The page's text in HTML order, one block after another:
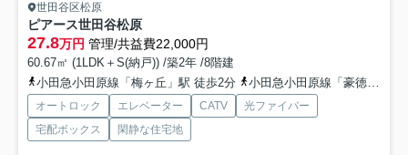
世田谷区松原
ピアース世田谷松原
27.8万円 管理/共益費22,000円
60.67㎡ (1LDK＋S(納戸)) /築2年 /8階建
小田急小田原線「梅ヶ丘」駅 徒歩2分
小田急小田原線「豪徳寺」駅 徒歩8分
オートロック エレベーター CATV
光ファイバー
宅配ボックス
閑静な住宅地